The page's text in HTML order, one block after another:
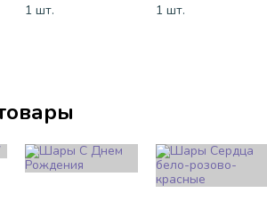
1 шт.
1 шт.